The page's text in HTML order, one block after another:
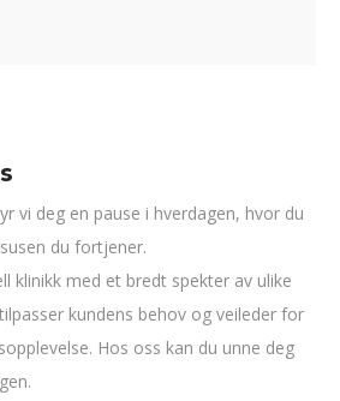
vi deg en pause i hverdagen, hvor du
du fortjener.
klinikk med et bredt spekter av ulike
kundens behov og veileder for
Hos oss kan du unne deg